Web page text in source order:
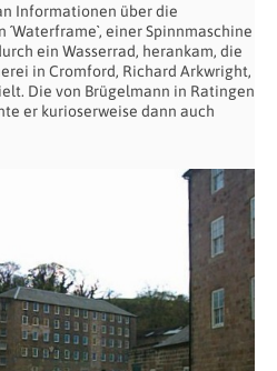
Informationen über die
einer Spinnmaschine
ein Wasserrad, herankam, die
in Cromford, Richard Arkwright,
Die von Brügelmann in Ratingen
er kurioserweise dann auch